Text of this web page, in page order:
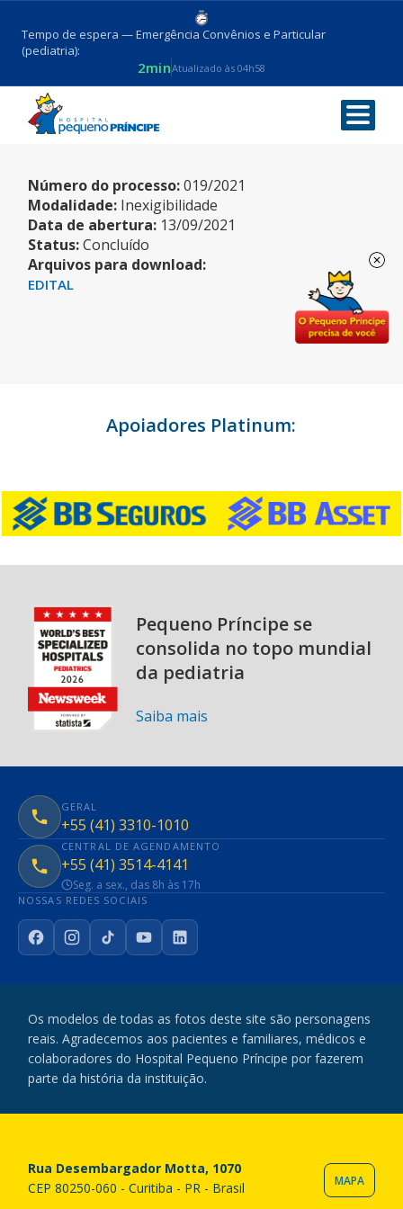
Tempo de espera — Emergência Convênios e Particular
(pediatria):
2minAtualizado às 04h58
INSUMOS – DESCARTÁVEIS
Número do processo:019/2021
Modalidade: Inexigibilidade
Data de abertura: 13/09/2021
Status:Concluído
Arquivos para download:
EDITAL
Apoiadores Platinum:
Pequeno Príncipe se
consolida no topo mundial
da pediatria
Saiba mais
GERAL
+55 (41) 3310-1010
CENTRAL DE AGENDAMENTO
+55 (41) 3514-4141
Seg. a sex., das 8h às 17h
NOSSAS REDES SOCIAIS
FacebookInstagram
TikTokYouTubeLinkedIn
Os modelos de todas as fotos deste site são personagens
reais. Agradecemos aos pacientes e familiares, médicos e
colaboradores do Hospital Pequeno Príncipe por fazerem
parte da história da instituição.
Rua Desembargador Motta, 1070
CEP 80250-060 - Curitiba - PR - Brasil
MAPA